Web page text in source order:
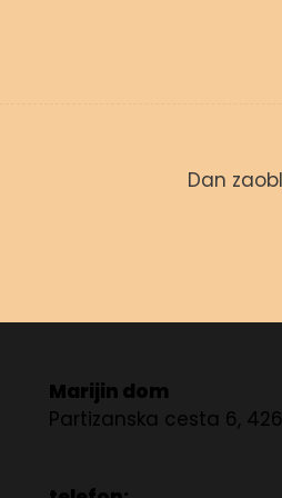
Dan
admin
Marijin dom
Partizanska cesta 6,